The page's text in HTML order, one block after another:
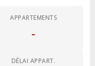
APPARTEMENTS
-
DÉLAI APPART.